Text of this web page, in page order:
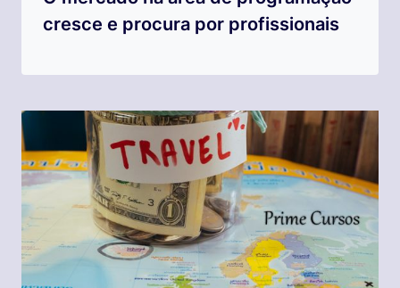
cresce e procura por profissionais